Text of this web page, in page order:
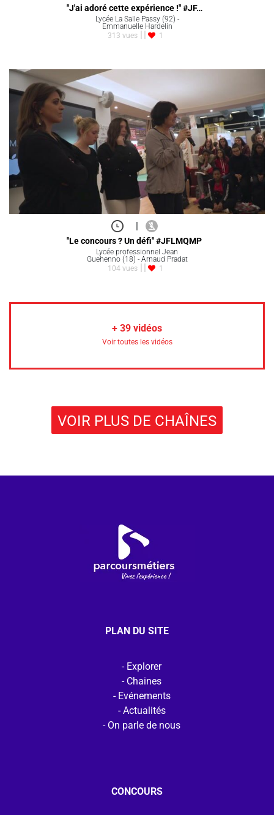
"J'ai adoré cette expérience !" #JF…
Lycée La Salle Passy (92) -
Emmanuelle Hardelin
313 vues
1
|
"Le concours ? Un défi" #JFLMQMP
Lycée professionnel Jean
Guehenno (18) - Arnaud Pradat
104 vues
1
+ 39 vidéos
Voir toutes les vidéos
VOIR PLUS DE CHAÎNES
PLAN DU SITE
Explorer
Chaines
Evénements
Actualités
On parle de nous
CONCOURS